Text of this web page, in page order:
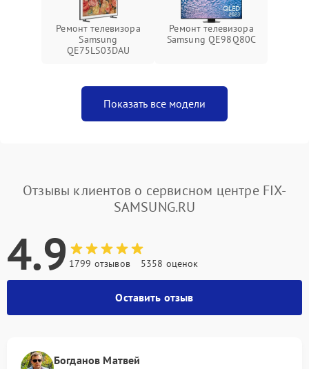
Ремонт телевизора
Samsung
QE75LS03DAU
Ремонт телевизора
Samsung QE98Q80C
Показать все модели
Отзывы клиентов о сервисном центре FIX-
SAMSUNG.RU
4.9 1799 отзывов 5358 оценок
Оставить отзыв
Богданов Матвей